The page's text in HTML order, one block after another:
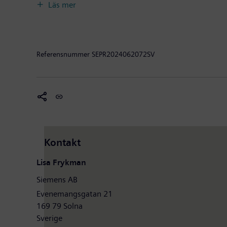
Läs mer
Referensnummer SEPR2024062072SV
Kontakt
Lisa Frykman
Siemens AB
Evenemangsgatan 21
169 79 Solna
Sverige